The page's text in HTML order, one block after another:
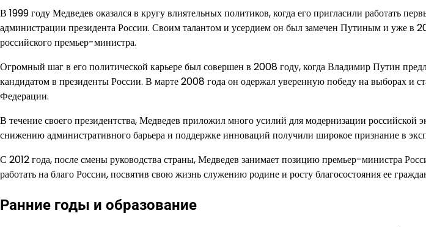
В 1999 году Медведев оказался в кругу влиятельных политиков, когда его пригласили работать
администрации президента России. Своим талантом и усердием он был замечен Путиным и уже в
российского премьер-министра.
Огромный шаг в его политической карьере был совершен в 2008 году, когда Владимир Путин
кандидатом в президенты России. В марте 2008 года он одержал уверенную победу на выборах и
Федерации.
В течение своего президентства, Медведев приложил много усилий для модернизации
снижению административного барьера и поддержке инноваций получили широкое признание в
С 2012 года, после смены руководства страны, Медведев занимает позицию премьер-министра
работать на благо России, посвятив свою жизнь служению родине и росту благосостояния ее
Ранние годы и образование